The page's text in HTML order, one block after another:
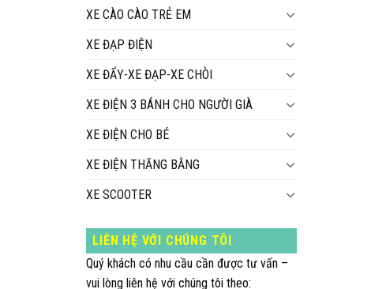
XE CÀO CÀO TRẺ EM
XE ĐẠP ĐIỆN
XE ĐẨY-XE ĐẠP-XE CHÒI
XE ĐIỆN 3 BÁNH CHO NGƯỜI GIÀ
XE ĐIỆN CHO BÉ
XE ĐIỆN THĂNG BẰNG
XE SCOOTER
LIÊN HỆ VỚI CHÚNG TÔI
Quý khách có nhu cầu cần được tư vấn –
vui lòng liên hệ với chúng tôi theo: